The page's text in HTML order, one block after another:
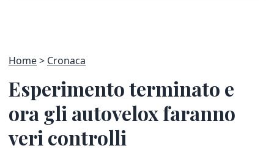
Home Cronaca
Esperimento terminato e
ora gli autovelox faranno
veri controlli